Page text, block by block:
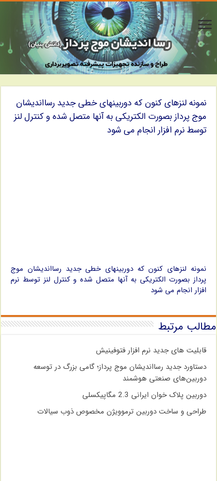
نمونه لنزهای کنون که دوربینهای خطی جدید رسااندیشان
موج پرداز بصورت الکتریکی به آنها متصل شده و کنترل لنز
توسط نرم افزار انجام می شود
نمونه لنزهای کنون که دوربینهای خطی جدید رسااندیشان موج
پرداز بصورت الکتریکی به آنها متصل شده و کنترل لنز توسط نرم
افزار انجام می شود
مطالب مرتبط
قابلیت های جدید نرم افزار فتوفینیش
دستاورد جدید رسااندیشان موج پرداز؛ گامی بزرگ در توسعه
دوربین‌های صنعتی هوشمند
دوربین پلاک خوان ایرانی 2.3 مگاپیکسلی
طراحی و ساخت دوربین ترموویژن مخصوص ذوب سیالات